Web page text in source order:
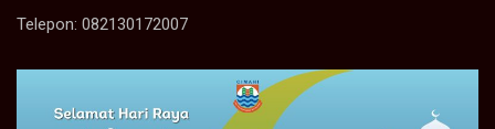
Telepon: 082130172007